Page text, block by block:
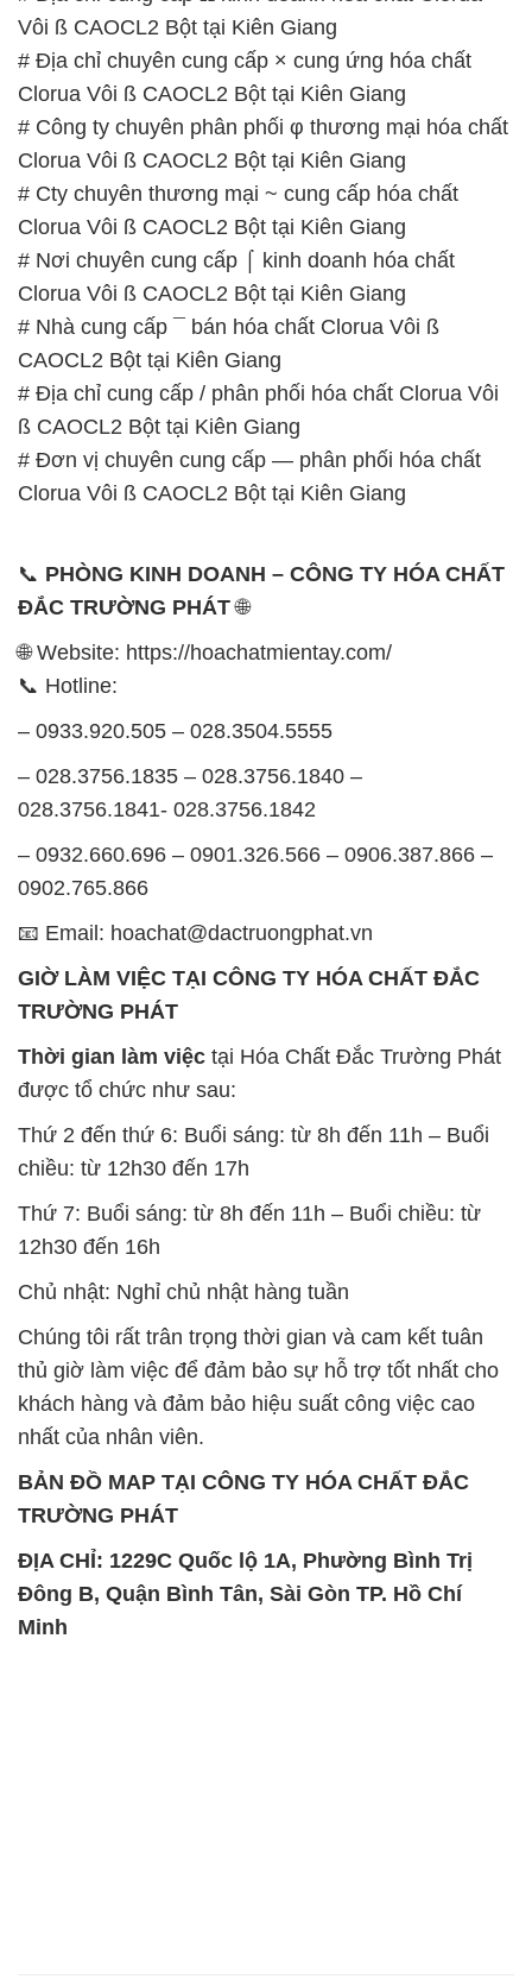
Clorua Vôi ß CAOCL2 Bột tại Kiên Giang
# Cty chuyên thương mại ~ cung cấp hóa chất
Clorua Vôi ß CAOCL2 Bột tại Kiên Giang
# Nơi chuyên cung cấp ⌠ kinh doanh hóa chất
Clorua Vôi ß CAOCL2 Bột tại Kiên Giang
# Nhà cung cấp ¯ bán hóa chất Clorua Vôi ß
CAOCL2 Bột tại Kiên Giang
# Địa chỉ cung cấp / phân phối hóa chất Clorua Vôi
ß CAOCL2 Bột tại Kiên Giang
# Đơn vị chuyên cung cấp — phân phối hóa chất
Clorua Vôi ß CAOCL2 Bột tại Kiên Giang
📞PHÒNG KINH DOANH – CÔNG TY HÓA CHẤT
ĐẮC TRƯỜNG PHÁT 🌐
🌐 Website: https://hoachatmientay.com/
– 0933.920.505 – 028.3504.5555
028.3756.1841- 028.3756.1842
0902.765.866
📧 Email: hoachat@dactruongphat.vn
TRƯỜNG PHÁT
được tổ chức như sau:
Thứ 2 đến thứ 6: Buổi sáng: từ 8h đến 11h – Buổi
chiều: từ 12h30 đến 17h
Thứ 7: Buổi sáng: từ 8h đến 11h – Buổi chiều: từ
12h30 đến 16h
Chủ nhật: Nghỉ chủ nhật hàng tuần
thủ giờ làm việc để đảm bảo sự hỗ trợ tốt nhất cho
khách hàng và đảm bảo hiệu suất công việc cao
nhất của nhân viên.
BẢN ĐỒ MAP TẠI CÔNG TY HÓA CHẤT ĐẮC
TRƯỜNG PHÁT
ĐỊA CHỈ: 1229C Quốc lộ 1A, Phường Bình Trị
Đông B, Quận Bình Tân, Sài Gòn TP. Hồ Chí
Minh